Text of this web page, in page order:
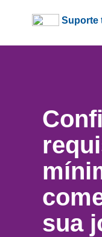
Suporte
sua